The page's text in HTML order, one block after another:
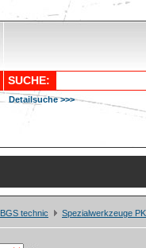
SUCHE:
Detailsuche >>>
BGS technic Spezialwerkzeuge